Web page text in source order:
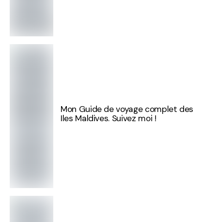
Mon Guide de voyage complet des
Iles Maldives. Suivez moi !